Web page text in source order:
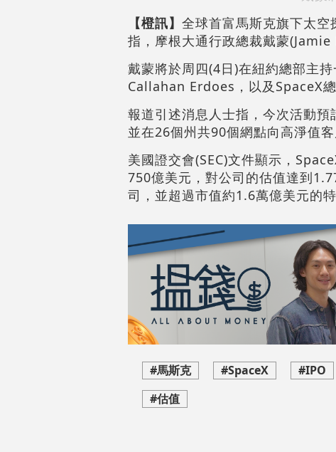
【橙訊】 全球首富馬斯克旗下太
指，摩根大通行政總裁戴蒙
戴蒙將於周四(4日)在紐約總部主
Callahan Erdoes，以及SpaceX
報道引述消息人士指，今次活動
並在26個州共90個網點向高淨值客
美國證交會(SEC)文件顯示，
750億美元，對公司的估值達到
司，並超過市值約1.6萬億美元的特
#馬斯克 #SpaceX #IPO
#估值